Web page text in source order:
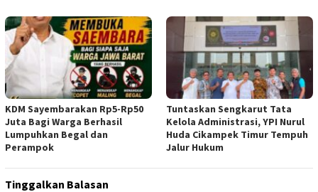
KDM Sayembarakan Rp5-Rp50
Juta Bagi Warga Berhasil
Lumpuhkan Begal dan
Perampok
Tuntaskan Sengkarut Tata
Kelola Administrasi, YPI Nurul
Huda Cikampek Timur Tempuh
Jalur Hukum
Tinggalkan Balasan